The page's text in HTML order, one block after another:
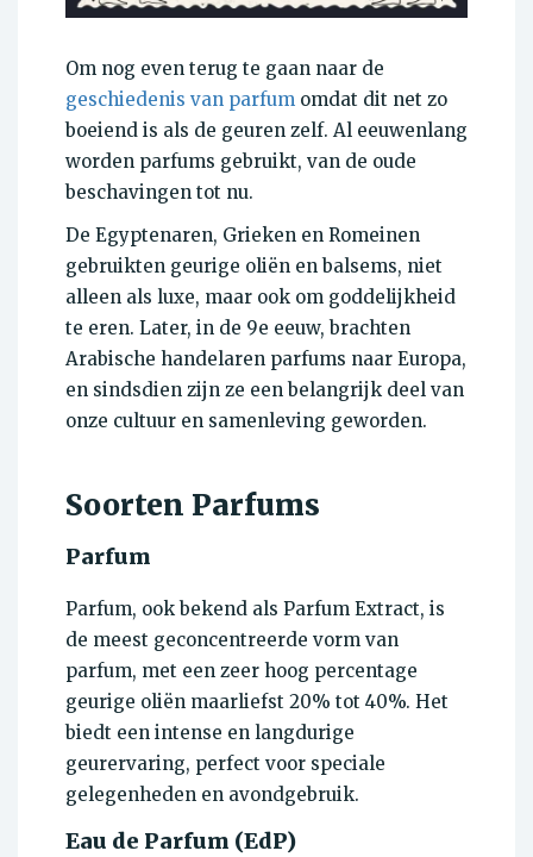
Om nog even terug te gaan naar de
geschiedenis van parfum omdat dit net zo
boeiend is als de geuren zelf. Al eeuwenlang
worden parfums gebruikt, van de oude
beschavingen tot nu.
De Egyptenaren, Grieken en Romeinen
gebruikten geurige oliën en balsems, niet
alleen als luxe, maar ook om goddelijkheid
te eren. Later, in de 9e eeuw, brachten
Arabische handelaren parfums naar Europa,
en sindsdien zijn ze een belangrijk deel van
onze cultuur en samenleving geworden.
Soorten Parfums
Parfum
Parfum, ook bekend als Parfum Extract, is
de meest geconcentreerde vorm van
parfum, met een zeer hoog percentage
geurige oliën maarliefst 20% tot 40%. Het
biedt een intense en langdurige
geurervaring, perfect voor speciale
gelegenheden en avondgebruik.
Eau de Parfum (EdP)